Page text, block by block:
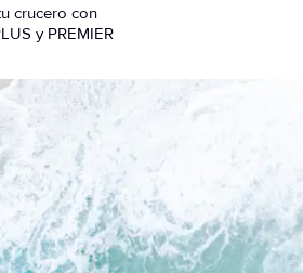
crucero con
y PREMIER